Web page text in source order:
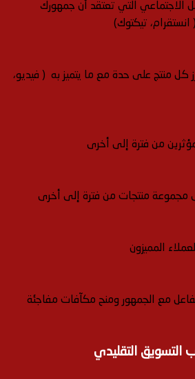
الاجتماعي التي تعتقد أن جمهورك
تيكتوك)
كل منتج على حدة مع ما يتميز به ( فيديو،
من فترة إلى أخرى
مجموعة منتجات من فترة إلى أخرى
المميزون
مع الجمهور ومنح مكآفات مفاجئة
التسويق التقليدي